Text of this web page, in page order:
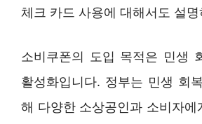
체크 카드 사용에 대해서도 설
소비쿠폰의 도입 목적은 민생
활성화입니다. 정부는 민생 회
해 다양한 소상공인과 소비자에